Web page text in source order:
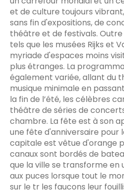
et de culture toujours
sans fin d'expositions, de
théâtre et de festivals.
tels que les musées Rijks et
myriade d'espaces moins
plus étranges. La
également variée, allant du
musique minimale en
la fin de l’été, les célèbres
théâtre de séries de
chambre. La fête est à son
une fête d'anniversaire pour
capitale est vêtue d'orange
canaux sont bordés de
que la ville se transforme en
aux puces lorsque tout le
sur le tr les faucons leur